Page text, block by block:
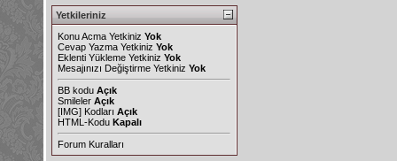
Yetkileriniz
Konu Acma Yetkiniz Yok
Cevap Yazma Yetkiniz Yok
Eklenti Yükleme Yetkiniz Yok
Mesajınızı Değiştirme Yetkiniz Yok
BB kodu Açık
Smileler Açık
[IMG] Kodları Açık
HTML-Kodu Kapalı
Forum Kuralları